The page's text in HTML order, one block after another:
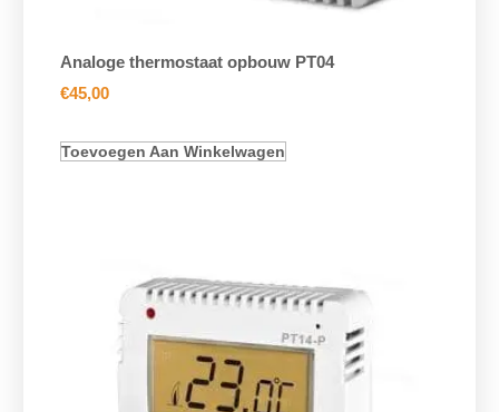
Analoge thermostaat opbouw PT04
€45,00
Toevoegen Aan Winkelwagen